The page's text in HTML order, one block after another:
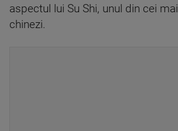
aspectul lui Su Shi, unul din cei
chinezi.